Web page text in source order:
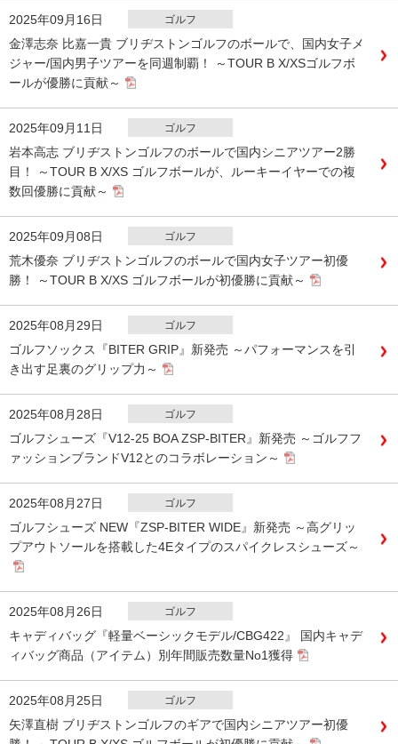
2025年09月16日 ゴルフ
金澤志奈 比嘉一貴 ブリヂストンゴルフのボールで、国内女子メ
ジャー/国内男子ツアーを同週制覇！ ～TOUR B X/XSゴルフボ
ールが優勝に貢献～
2025年09月11日 ゴルフ
岩本高志 ブリヂストンゴルフのボールで国内シニアツアー2勝
目！ ～TOUR B X/XS ゴルフボールが、ルーキーイヤーでの複
数回優勝に貢献～
2025年09月08日 ゴルフ
荒木優奈 ブリヂストンゴルフのボールで国内女子ツアー初優
勝！ ～TOUR B X/XS ゴルフボールが初優勝に貢献～
2025年08月29日 ゴルフ
ゴルフソックス『BITER GRIP』新発売 ～パフォーマンスを引
き出す足裏のグリップ力～
2025年08月28日 ゴルフ
ゴルフシューズ『V12-25 BOA ZSP-BITER』新発売 ～ゴルフフ
ァッションブランドV12とのコラボレーション～
2025年08月27日 ゴルフ
ゴルフシューズ NEW『ZSP-BITER WIDE』新発売 ～高グリッ
プアウトソールを搭載した4Eタイプのスパイクレスシューズ～
2025年08月26日 ゴルフ
キャディバッグ『軽量ベーシックモデル/CBG422』 国内キャデ
ィバッグ商品（アイテム）別年間販売数量No1獲得
2025年08月25日 ゴルフ
矢澤直樹 ブリヂストンゴルフのギアで国内シニアツアー初優